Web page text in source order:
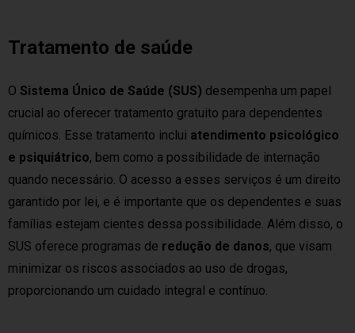
Tratamento de saúde
O Sistema Único de Saúde (SUS) desempenha um papel
crucial ao oferecer tratamento gratuito para dependentes
químicos. Esse tratamento inclui atendimento psicológico
e psiquiátrico, bem como a possibilidade de internação
quando necessário. O acesso a esses serviços é um direito
garantido por lei, e é importante que os dependentes e suas
famílias estejam cientes dessa possibilidade. Além disso, o
SUS oferece programas de redução de danos, que visam
minimizar os riscos associados ao uso de drogas,
proporcionando um cuidado integral e contínuo.